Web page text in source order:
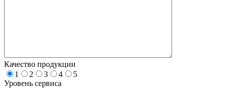
Качество продукции
1
2 3 4
5
Уровень сервиса